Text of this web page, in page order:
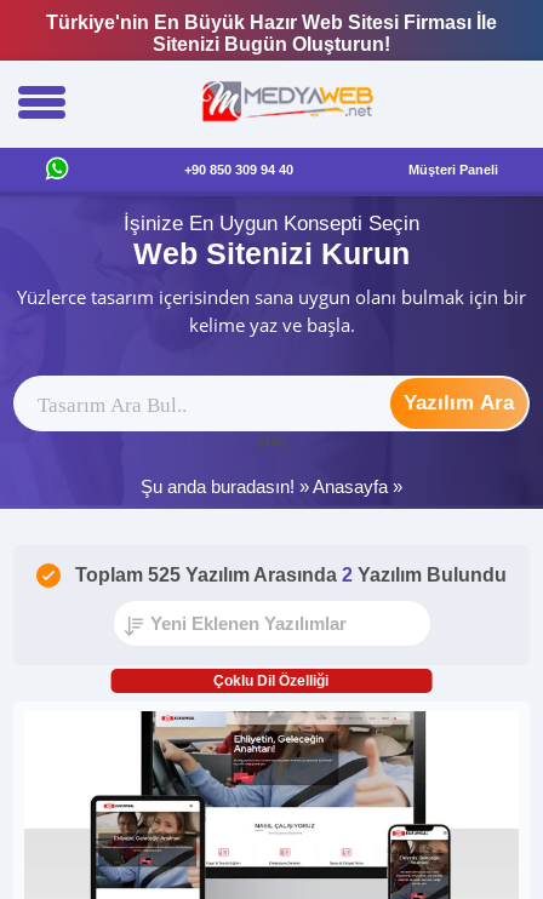
Türkiye'nin En Büyük Hazır Web Sitesi Firması İle
Sitenizi Bugün Oluşturun!
+90 850 309 94 40 Müşteri Paneli
İşinize En Uygun Konsepti Seçin
Web Sitenizi Kurun
Yüzlerce tasarım içerisinden sana uygun olanı bulmak için bir
kelime yaz ve başla.
Yazılım Ara
ytag
Şu anda buradasın! »Anasayfa »
Toplam 525 Yazılım Arasında 2 Yazılım Bulundu
Çoklu Dil Özelliği